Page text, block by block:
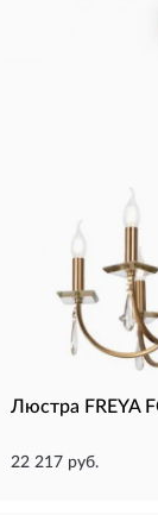
Люстра FREYA
22 217 руб.